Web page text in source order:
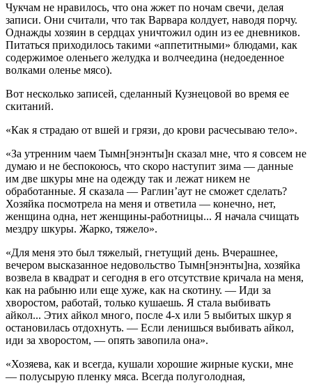
Чукчам не нравилось, что она жжет по ночам свечи, делая
записи. Они считали, что так Варвара колдует, наводя порчу.
Однажды хозяин в сердцах уничтожил один из ее дневников.
Питаться приходилось такими «аппетитными» блюдами, как
содержимое оленьего желудка и волчеедина (недоеденное
волками оленье мясо).
Вот несколько записей, сделанный Кузнецовой во время ее
скитаний.
«Как я страдаю от вшей и грязи, до крови расчесываю тело».
«За утренним чаем Тымн[энэнты]н сказал мне, что я совсем не
думаю и не беспокоюсь, что скоро наступит зима — данные
им две шкуры мне на одежду так и лежат никем не
обработанные. Я сказала — Раглин’аут не сможет сделать?
Хозяйка посмотрела на меня и ответила — конечно, нет,
женщина одна, нет женщины-​работницы... Я начала счищать
мездру шкуры. Жарко, тяжело».
«Для меня это был тяжелый, гнетущий день. Вчерашнее,
вечером высказанное недовольство Тымн[энэнты]на, хозяйка
возвела в квадрат и сегодня в его отсутствие кричала на меня,
как на рабыню или еще хуже, как на скотину. — Иди за
хворостом, работай, только кушаешь. Я стала выбивать
айкол... Этих айкол много, после 4-х или 5 выбитых шкур я
остановилась отдохнуть. — Если ленишься выбивать айкол,
иди за хворостом, — опять завопила она».
«Хозяева, как и всегда, кушали хорошие жирные куски, мне
— полусырую пленку мяса. Всегда полуголодная,